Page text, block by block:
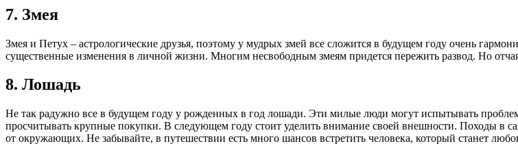
7. Змея
Змея и Петух – астрологические друзья, поэтому у мудрых змей все сложится в будущем году очень
существенные изменения в личной жизни. Многим несвободным змеям придется пережить развод. Но
8. Лошадь
Не так радужно все в будущем году у рожденных в год лошади. Эти милые люди могут испытывать
просчитывать крупные покупки. В следующем году стоит уделить внимание своей внешности. Походы в
от окружающих. Не забывайте, в путешествии есть много шансов встретить человека, который станет